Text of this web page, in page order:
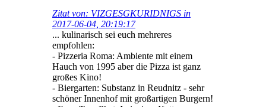
Zitat von: VIZGESGKURIDNIGS in
2017-06-04, 20:19:17
... kulinarisch sei euch mehreres
empfohlen:
- Pizzeria Roma: Ambiente mit einem
Hauch von 1995 aber die Pizza ist ganz
großes Kino!
- Biergarten: Substanz in Reudnitz - sehr
schöner Innenhof mit großartigen Burgern!